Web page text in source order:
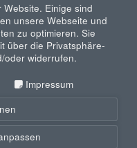
Einige sind
unsere Webseite und
zu optimieren. Sie
über die Privatsphäre-
oder widerrufen.
Impressum